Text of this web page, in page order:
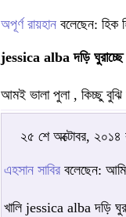
অপূর্ণ রায়হান বলেছেন: হিক
jessica alba দড়ি ঘুরাচ্ছে
আমই ভালা পুলা , কিচ্ছু বুঝি
২৫ শে অক্টোবর, ২০১৪
এহসান সাবির বলেছেন:
খালি jessica alba দড়ি